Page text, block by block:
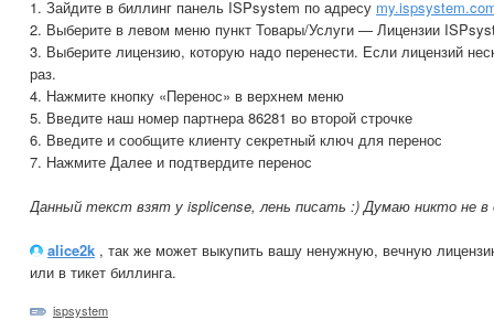
1. Зайдите в биллинг панель ISPsystem по адресу
2. Выберите в левом меню пункт Товары/Услуги — Лицензии
3. Выберите лицензию, которую надо перенести. Если лицензий
раз.
4. Нажмите кнопку «Перенос» в верхнем меню
5. Введите наш номер партнера 86281 во второй строчке
6. Введите и сообщите клиенту секретный ключ для перенос
7. Нажмите Далее и подтвердите перенос
Данный текст взят у isplicense, лень писать :) Думаю никто не в
alice2k , так же может выкупить вашу ненужную, вечную
или в тикет биллинга.
ispsystem